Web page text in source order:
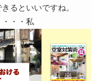
るといいですね。
・・私